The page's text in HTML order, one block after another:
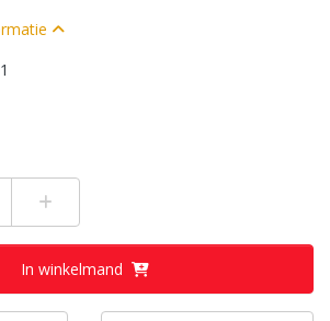
In winkelmand